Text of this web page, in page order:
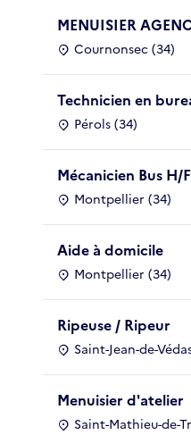
MENUISIER
Cournonsec (34)
Technicien en
Pérols (34)
Mécanicien Bus H/F
Montpellier (34)
Aide à domicile
Montpellier (34)
Ripeuse / Ripeur
Saint-Jean-de-
Menuisier d'atelier
Saint-Mathieu-de-